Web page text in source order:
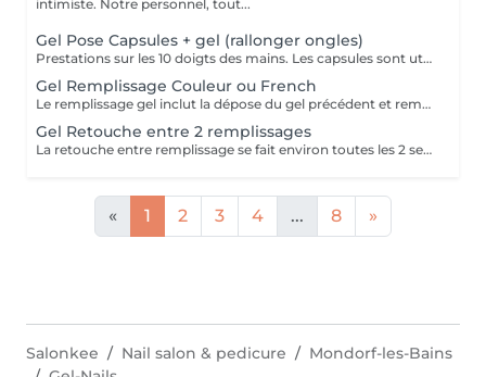
intimiste. Notre personnel, tout...
Gel Pose Capsules + gel (rallonger ongles)
Prestations sur les 10 doigts des mains. Les capsules sont utilisées quand on souhaite rallonger ses ongles. Nous travaillons avec la marque prestigieuse Alessandro (Germany) pour la base en gel. .
Gel Remplissage Couleur ou French
Le remplissage gel inclut la dépose du gel précédent et remplir à nouveau avec du gel. Le remplissage se fait entre 3-4 semaines approx. Au delà le coût peut être plus élevé en fonction du temps supplémentaire Nous travaillons avec la marque prestigieuse Alessandro (Germany) pour la base en gel
Gel Retouche entre 2 remplissages
La retouche entre remplissage se fait environ toutes les 2 semaines. Un entretien téléphonique est nécessaire pour bien évaluer cette prestation, qui n'est pas à confondre avec un remplissage.
« 1 2 3 4 ... 8 »
Salonkee Nail salon & pedicure
Mondorf-les-Bains